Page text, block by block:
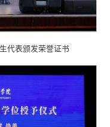
代表颁发荣誉证书